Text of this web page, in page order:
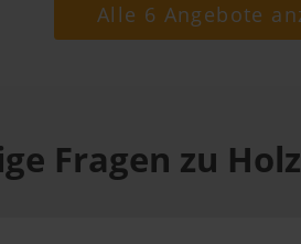
Alle 6 Angebote
Fragen zu